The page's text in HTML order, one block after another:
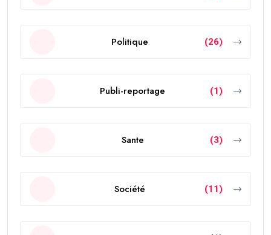
Politique (26)
Publi-reportage (1)
Sante (3)
Société (11)